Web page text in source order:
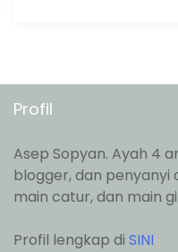
Profil
Asep Sopyan. Ayah 4
blogger, dan penyanyi
main catur, dan main
Profil lengkap di SINI